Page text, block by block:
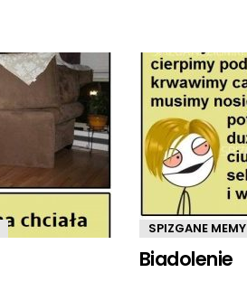
SPIZGANE MEMY
Biadolenie